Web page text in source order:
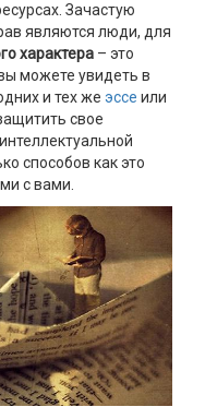
Зачастую
являются люди, для
характера – это
можете увидеть в
и тех же эссе или
свое
способов как это
с вами.